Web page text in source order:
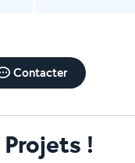
Contacter
!